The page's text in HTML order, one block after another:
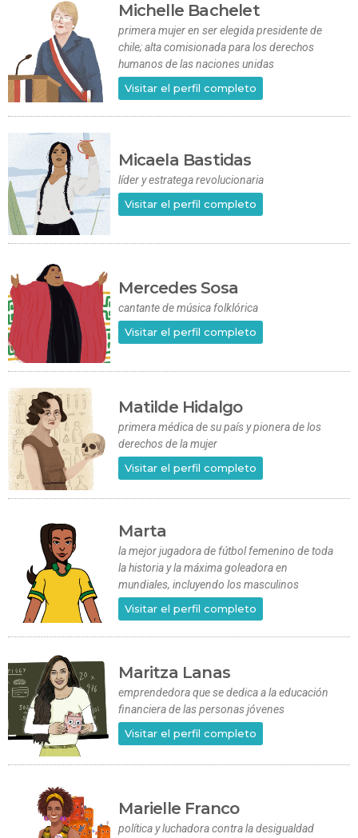
Michelle Bachelet
primera mujer en ser elegida presidente de
chile; alta comisionada para los derechos
humanos de las naciones unidas
Visitar el perfil completo
Micaela Bastidas
líder y estratega revolucionaria
Visitar el perfil completo
Mercedes Sosa
cantante de música folklórica
Visitar el perfil completo
Matilde Hidalgo
primera médica de su país y pionera de los
derechos de la mujer
Visitar el perfil completo
Marta
la mejor jugadora de fútbol femenino de toda
la historia y la máxima goleadora en
mundiales, incluyendo los masculinos
Visitar el perfil completo
Maritza Lanas
emprendedora que se dedica a la educación
financiera de las personas jóvenes
Visitar el perfil completo
Marielle Franco
política y luchadora contra la desigualdad